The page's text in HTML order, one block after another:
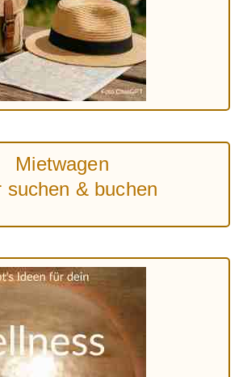
Mietwagen
suchen & buchen